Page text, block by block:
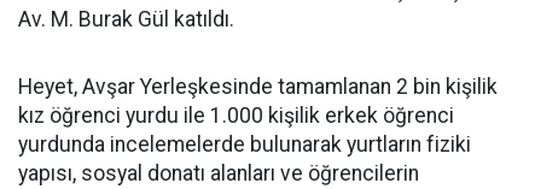
Av. M. Burak Gül katıldı.
Heyet, Avşar Yerleşkesinde tamamlanan 2 bin kişilik
kız öğrenci yurdu ile 1.000 kişilik erkek öğrenci
yurdunda incelemelerde bulunarak yurtların fiziki
yapısı, sosyal donatı alanları ve öğrencilerin